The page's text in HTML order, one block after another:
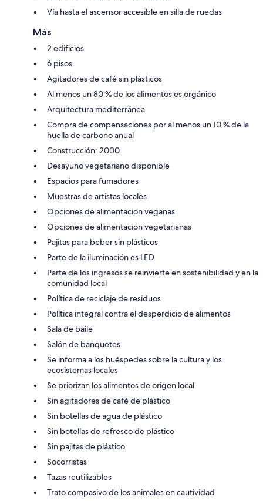
Vía hasta el ascensor accesible en silla de ruedas
Más
2 edificios
6 pisos
Agitadores de café sin plásticos
Al menos un 80 % de los alimentos es orgánico
Arquitectura mediterránea
Compra de compensaciones por al menos un 10 % de la
huella de carbono anual
Construcción: 2000
Desayuno vegetariano disponible
Espacios para fumadores
Muestras de artistas locales
Opciones de alimentación veganas
Opciones de alimentación vegetarianas
Pajitas para beber sin plásticos
Parte de la iluminación es LED
Parte de los ingresos se reinvierte en sostenibilidad y en la
comunidad local
Política de reciclaje de residuos
Política integral contra el desperdicio de alimentos
Sala de baile
Salón de banquetes
Se informa a los huéspedes sobre la cultura y los
ecosistemas locales
Se priorizan los alimentos de origen local
Sin agitadores de café de plástico
Sin botellas de agua de plástico
Sin botellas de refresco de plástico
Sin pajitas de plástico
Socorristas
Tazas reutilizables
Trato compasivo de los animales en cautividad